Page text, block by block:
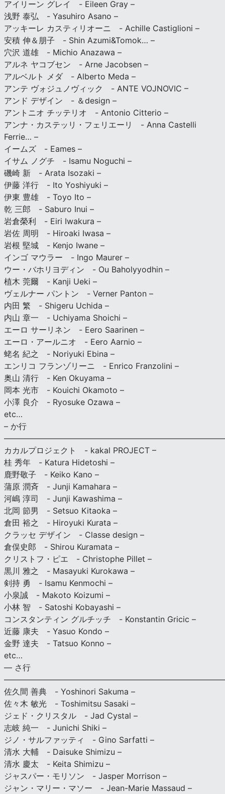
アイリーン グレイ - Eileen Gray –
浅野 泰弘 - Yasuhiro Asano –
アッキーレ カスティリオーニ - Achille Castiglioni –
安積 伸＆朋子 - Shin Azumi&Tomok… –
穴沢 道雄 - Michio Anazawa –
アルネ ヤコブセン - Arne Jacobsen –
アルベルト メダ - Alberto Meda –
アンテ ヴォジュノヴィック - ANTE VOJNOVIC –
アンド デザイン - ＆design –
アントニオ チッテリオ - Antonio Citterio –
アンナ・カステッリ・フェリエーリ - Anna Castelli
Ferrie… –
イームズ - Eames –
イサム ノグチ - Isamu Noguchi –
磯崎 新 - Arata Isozaki –
伊藤 洋行 - Ito Yoshiyuki –
伊東 豊雄 - Toyo Ito –
乾 三郎 - Saburo Inui –
岩倉榮利 - Eiri Iwakura –
岩佐 周明 - Hiroaki Iwasa –
岩根 堅城 - Kenjo Iwane –
インゴ マウラー - Ingo Maurer –
ウー・バホリヨディン - Ou Baholyyodhin –
植木 莞爾 - Kanji Ueki –
ヴェルナー パントン - Verner Panton –
内田 繁 - Shigeru Uchida –
内山 章一 - Uchiyama Shoichi –
エーロ サーリネン - Eero Saarinen –
エーロ・アールニオ - Eero Aarnio –
蛯名 紀之 - Noriyuki Ebina –
エンリコ フランゾリーニ - Enrico Franzolini –
奥山 清行 - Ken Okuyama –
岡本 光市 - Kouichi Okamoto –
小澤 良介 - Ryosuke Ozawa –
etc…
– か行
カカルプロジェクト - kakal PROJECT –
桂 秀年 - Katura Hidetoshi –
鹿野敬子 - Keiko Kano –
蒲原 潤斉 - Junji Kamahara –
河嶋 淳司 - Junji Kawashima –
北岡 節男 - Setsuo Kitaoka –
倉田 裕之 - Hiroyuki Kurata –
クラッセ デザイン - Classe design –
倉俣史郎 - Shirou Kuramata –
クリストフ・ピエ - Christophe Pillet –
黒川 雅之 - Masayuki Kurokawa –
剣持 勇 - Isamu Kenmochi –
小泉誠 - Makoto Koizumi –
小林 智 - Satoshi Kobayashi –
コンスタンティン グルチッチ - Konstantin Gricic –
近藤 康夫 - Yasuo Kondo –
金野 達夫 - Tatsuo Konno –
etc…
— さ行
佐久間 善典 - Yoshinori Sakuma –
佐々木 敏光 - Toshimitsu Sasaki –
ジェド・クリスタル - Jad Cystal –
志岐 純一 - Junichi Shiki –
ジノ・サルファッティ - Gino Sarfatti –
清水 大輔 - Daisuke Shimizu –
清水 慶太 - Keita Shimizu –
ジャスパー・モリソン - Jasper Morrison –
ジャン・マリー・マソー - Jean-Marie Massaud –